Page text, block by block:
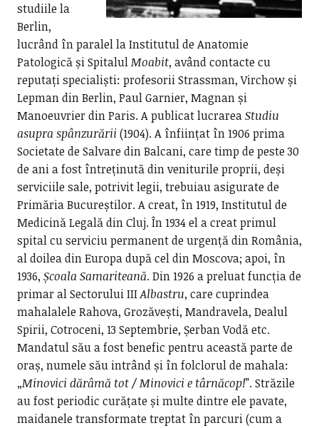
studiile la
Berlin,
lucrând în paralel la Institutul de Anatomie
Patologică și SpitalulMoabit, având contacte cu
reputați specialiști: profesorii Strassman, Virchow și
Lepman din Berlin, Paul Garnier, Magnan și
Manoeuvrier din Paris. A publicat lucrareaStudiu
asupra spânzurării (1904). A înființat în 1906 prima
Societate de Salvare din Balcani, care timp de peste 30
de ani a fost întreținută din veniturile proprii, deși
serviciile sale, potrivit legii, trebuiau asigurate de
Primăria Bucureștilor. A creat, în 1919, Institutul de
Medicină Legală din Cluj. În 1934 el a creat primul
spital cu serviciu permanent de urgență din România,
al doilea din Europa după cel din Moscova; apoi, în
1936, Școala Samariteană. Din 1926 a preluat funcția de
primar al Sectorului IIIAlbastru, care cuprindea
mahalalele Rahova, Grozăvești, Mandravela, Dealul
Spirii, Cotroceni, 13 Septembrie, Șerban Vodă etc.
Mandatul său a fost benefic pentru această parte de
oraș, numele său intrând și în folclorul de mahala:
„Minovici dărâmă tot / Minovici e târnăcop!”. Străzile
au fost periodic curățate și multe dintre ele pavate,
maidanele transformate treptat în parcuri (cum a